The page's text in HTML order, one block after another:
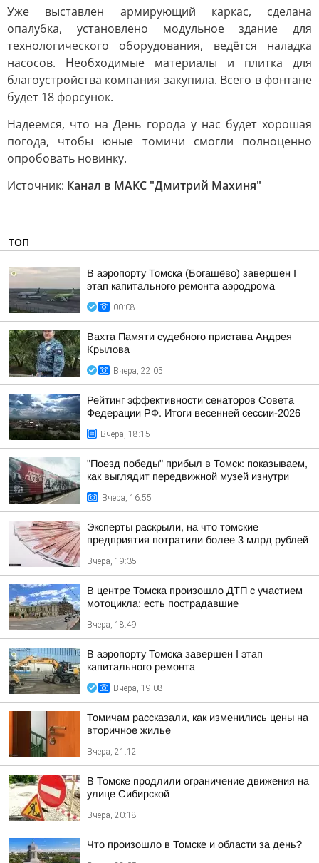
Уже выставлен армирующий каркас, сделана
опалубка, установлено модульное здание для
технологического оборудования, ведётся наладка
насосов. Необходимые материалы и плитка для
благоустройства компания закупила. Всего в фонтане
будет 18 форсунок.
Надеемся, что на День города у нас будет хорошая
погода, чтобы юные томичи смогли полноценно
опробовать новинку.
Источник: Канал в МАКС "Дмитрий Махиня"
ТОП
В аэропорту Томска (Богашёво) завершен I
этап капитального ремонта аэродрома
00:08
Вахта Памяти судебного пристава Андрея
Крылова
Вчера, 22:05
Рейтинг эффективности сенаторов Совета
Федерации РФ. Итоги весенней сессии-2026
Вчера, 18:15
"Поезд победы" прибыл в Томск: показываем,
как выглядит передвижной музей изнутри
Вчера, 16:55
Эксперты раскрыли, на что томские
предприятия потратили более 3 млрд рублей
Вчера, 19:35
В центре Томска произошло ДТП с участием
мотоцикла: есть пострадавшие
Вчера, 18:49
В аэропорту Томска завершен I этап
капитального ремонта
Вчера, 19:08
Томичам рассказали, как изменились цены на
вторичное жилье
Вчера, 21:12
В Томске продлили ограничение движения на
улице Сибирской
Вчера, 20:18
Что произошло в Томске и области за день?